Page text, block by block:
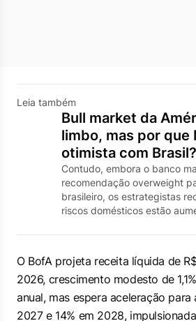
Leia também
Bull market da
limbo, mas por que
otimista com Brasil?
Contudo, embora o banco
recomendação overweight
brasileiro, os estrategistas
riscos domésticos estão
O BofA projeta receita líquida de
2026, crescimento modesto de
anual, mas espera aceleração para
2027 e 14% em 2028,